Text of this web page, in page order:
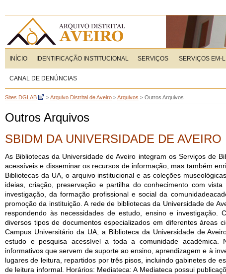
INÍCIO IDENTIFICAÇÃO INSTITUCIONAL SERVIÇOS SERVIÇOS EM-
CANAL DE DENÚNCIAS
Sites DGLAB >Arquivo Distrital de Aveiro >Arquivos > Outros Arquivos
Outros Arquivos
SBIDM DA UNIVERSIDADE DE AVEIRO
As Bibliotecas da Universidade de Aveiro integram os Serviços de
acessíveis e disseminar os recursos de informação, mas também
Bibliotecas da UA, o arquivo institucional e as coleções
ideias, criação, preservação e partilha do conhecimento com
investigação, da formação profissional e social da
promoção da instituição. A rede de bibliotecas da Universidade de
respondendo às necessidades de estudo, ensino e investigação.
diversos tipos de documentos especializados em diferentes áreas
Campus Universitário da UA, a Biblioteca da Universidade de
estudo e pesquisa acessível a toda a comunidade académica.
informativos que servem de suporte ao ensino, aprendizagem e à
lugares de leitura, repartidos por três pisos, incluindo gabinetes de
de leitura informal. Horários: Mediateca: A Mediateca possui